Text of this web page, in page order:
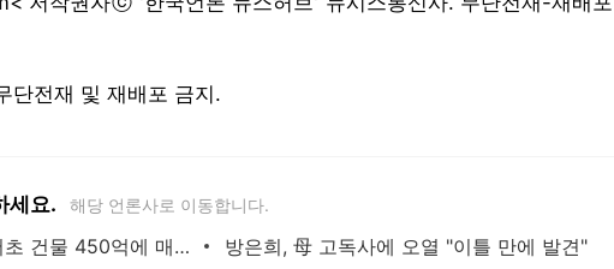
전재 및 재배포 금지.
세요. 해당 언론사로 이동합니다.
"서장훈, 28억에 산 서초 건물 450억에 매물로"
방은희, 母 고독사에 오열 "이틀 만에 발견"